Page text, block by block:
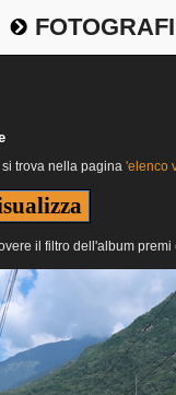
trova nella pagina 'elenco
il filtro dell'album premi